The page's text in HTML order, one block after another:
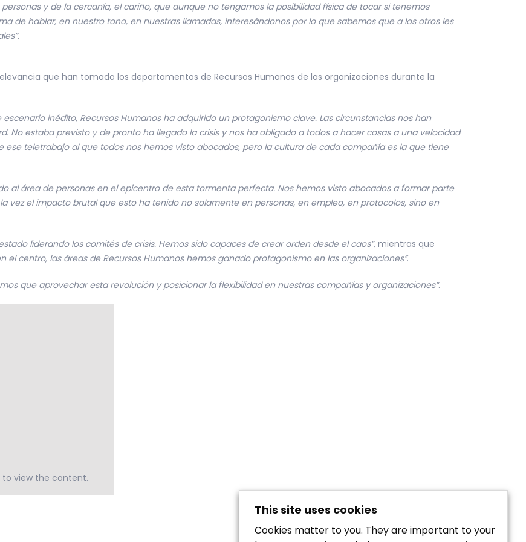
y de la cercanía, el cariño, que aunque no tengamos la posibilidad física de tocar sí tenemos
de hablar, en nuestro tono, en nuestras llamadas, interesándonos por lo que sabemos que a los otros les
.
que han tomado los departamentos de Recursos Humanos de las organizaciones durante la
escenario inédito, Recursos Humanos ha adquirido un protagonismo clave. Las circunstancias nos han
No estaba previsto y de pronto ha llegado la crisis y nos ha obligado a todos a hacer cosas a una velocidad
ese teletrabajo al que todos nos hemos visto abocados, pero la cultura de cada compañía es la que tiene
al área de personas en el epicentro de esta tormenta perfecta. Nos hemos visto abocados a formar parte
vez el impacto brutal que esto ha tenido no solamente en personas, en empleo, en protocolos, sino en
liderando los comités de crisis. Hemos sido capaces de crear orden desde el caos”, mientras que
el centro, las áreas de Recursos Humanos hemos ganado protagonismo en las organizaciones”.
que aprovechar esta revolución y posicionar la flexibilidad en nuestras compañías y organizaciones”.
to view the content.
This site uses cookies
Cookies matter to you. They are important to your